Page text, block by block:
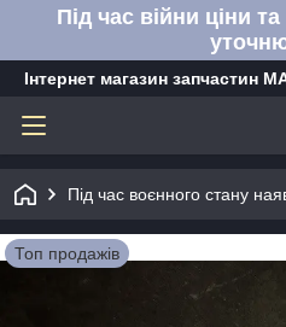
Під час війни ціни
Інтернет магазин запчастин
Під час воєнного стану
Топ продажів